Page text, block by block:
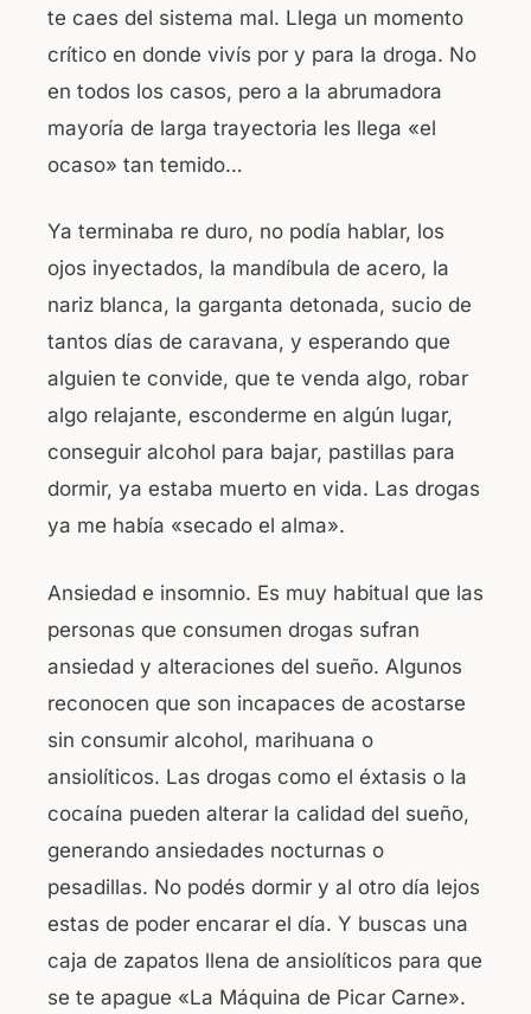
te caes del sistema mal. Llega un momento
crítico en donde vivís por y para la droga. No
en todos los casos, pero a la abrumadora
mayoría de larga trayectoria les llega «el
ocaso» tan temido…
Ya terminaba re duro, no podía hablar, los
ojos inyectados, la mandíbula de acero, la
nariz blanca, la garganta detonada, sucio de
tantos días de caravana, y esperando que
alguien te convide, que te venda algo, robar
algo relajante, esconderme en algún lugar,
conseguir alcohol para bajar, pastillas para
dormir, ya estaba muerto en vida. Las drogas
ya me había «secado el alma».
Ansiedad e insomnio. Es muy habitual que las
personas que consumen drogas sufran
ansiedad y alteraciones del sueño. Algunos
reconocen que son incapaces de acostarse
sin consumir alcohol, marihuana o
ansiolíticos. Las drogas como el éxtasis o la
cocaína pueden alterar la calidad del sueño,
generando ansiedades nocturnas o
pesadillas. No podés dormir y al otro día lejos
estas de poder encarar el día. Y buscas una
caja de zapatos llena de ansiolíticos para que
se te apague «La Máquina de Picar Carne».